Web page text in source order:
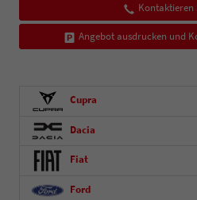
Kontaktieren
Angebot ausdrucken und
Cupra
Dacia
Fiat
Ford